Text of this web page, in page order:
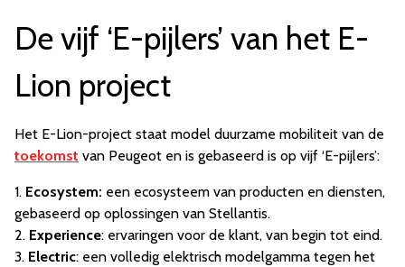
De vijf ‘E-pijlers’ van het E-
Lion project
Het E-Lion-project staat model duurzame mobiliteit van de
toekomst van Peugeot en is gebaseerd is op vijf ‘E-pijlers’:
1. Ecosystem: een ecosysteem van producten en diensten,
gebaseerd op oplossingen van Stellantis.
2. Experience: ervaringen voor de klant, van begin tot eind.
3. Electric: een volledig elektrisch modelgamma tegen het